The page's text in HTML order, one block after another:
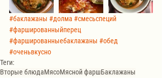
#баклажаны #долма #смесьспеций
#фаршированныйперец
#фаршированныебаклажаны #обед
#оченьвкусно
Теги:
Вторые блюдаМясоМясной фаршБаклажаны